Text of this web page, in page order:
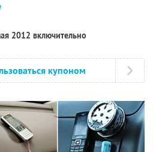
2012 включительно
купоном